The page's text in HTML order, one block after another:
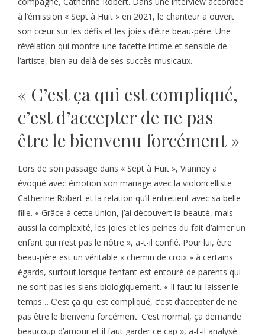
à l’émission « Sept à Huit » en 2021, le chanteur a ouvert
son cœur sur les défis et les joies d’être beau-père. Une
révélation qui montre une facette intime et sensible de
l’artiste, bien au-delà de ses succès musicaux.
« C’est ça qui est compliqué,
c’est d’accepter de ne pas
être le bienvenu forcément »
Lors de son passage dans « Sept à Huit », Vianney a
évoqué avec émotion son mariage avec la violoncelliste
Catherine Robert et la relation qu’il entretient avec sa belle-
fille. « Grâce à cette union, j’ai découvert la beauté, mais
aussi la complexité, les joies et les peines du fait d’aimer un
enfant qui n’est pas le nôtre », a-t-il confié. Pour lui, être
beau-père est un véritable « chemin de croix » à certains
égards, surtout lorsque l’enfant est entouré de parents qui
ne sont pas les siens biologiquement. « Il faut lui laisser le
temps… C’est ça qui est compliqué, c’est d’accepter de ne
pas être le bienvenu forcément. C’est normal, ça demande
beaucoup d’amour et il faut garder ce cap », a-t-il analysé